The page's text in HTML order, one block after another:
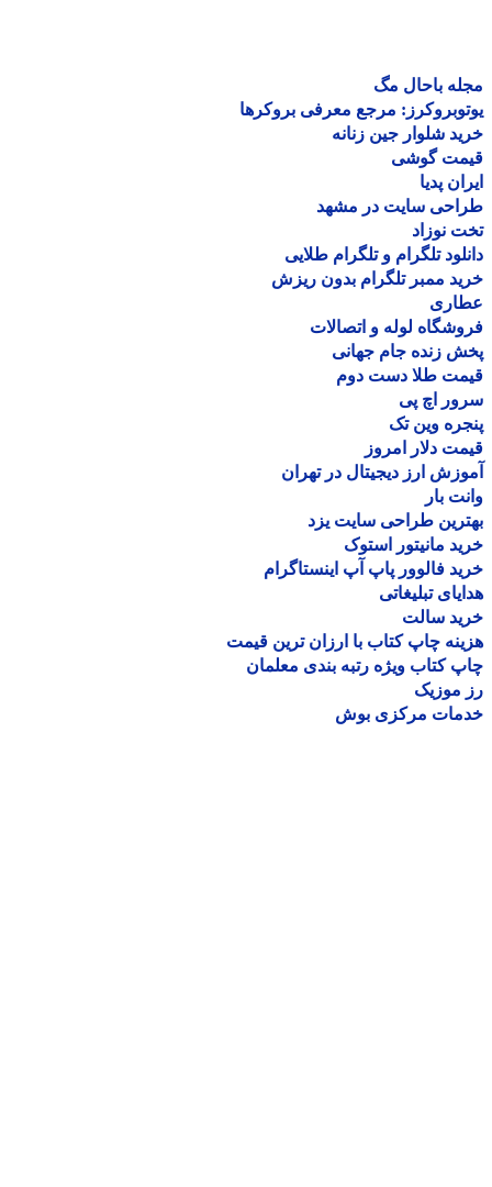
باحال مگ
مرجع معرفی بروکرها
شلوار جین زنانه
گوشی
پدیا
سایت در مشهد
نوزاد
تلگرام و تلگرام طلایی
ممبر تلگرام بدون ریزش
لوله و اتصالات
زنده جام جهانی
طلا دست دوم
اچ پی
وین تک
دلار امروز
ارز دیجیتال در تهران
بار
طراحی سایت یزد
مانیتور استوک
فالوور پاپ آپ اینستاگرام
تبلیغاتی
سالت
چاپ کتاب با ارزان ترین قیمت
کتاب ویژه رتبه بندی معلمان
موزیک
مرکزی بوش